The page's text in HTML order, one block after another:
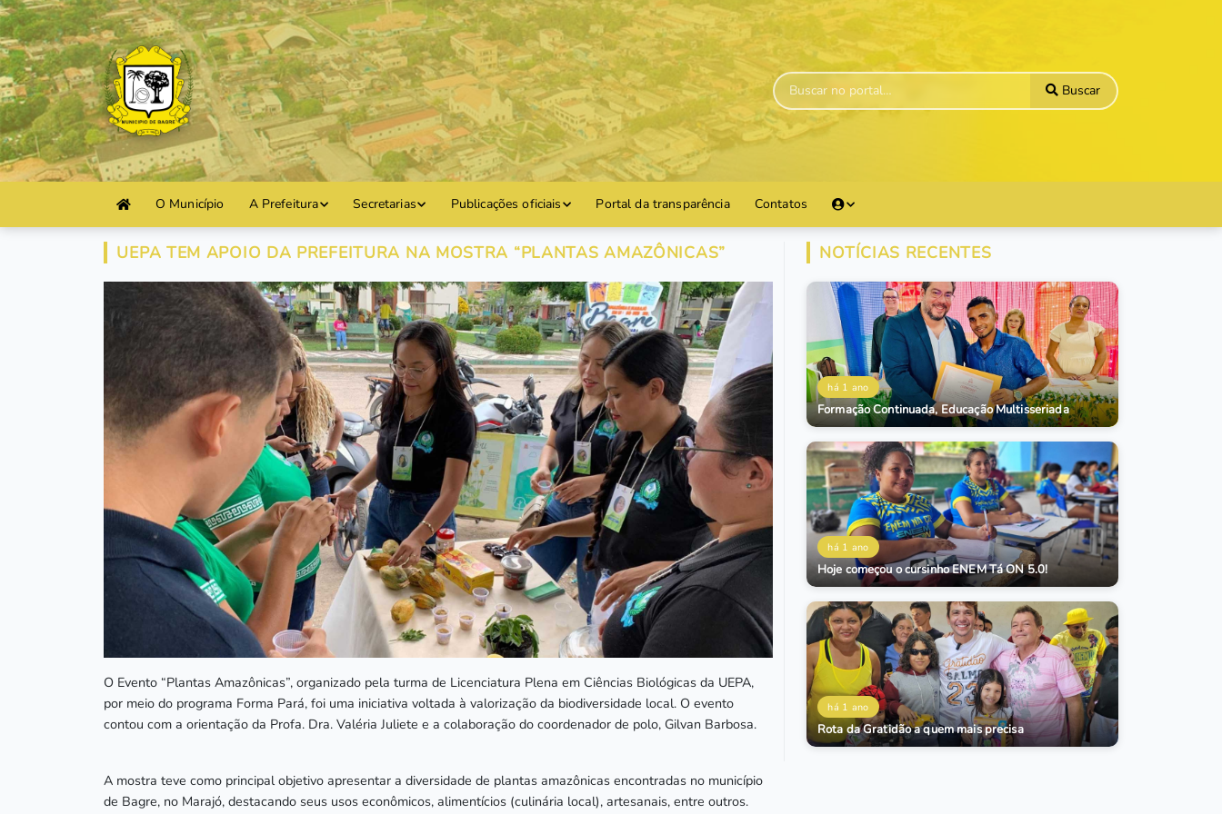
Buscar
O Município A Prefeitura Secretarias Publicações oficiais Portal da transparência Contatos
UEPA TEM APOIO DA PREFEITURA NA MOSTRA “PLANTAS AMAZÔNICAS”
O Evento “Plantas Amazônicas”, organizado pela turma de Licenciatura Plena em Ciências Biológicas da UEPA,
por meio do programa Forma Pará, foi uma iniciativa voltada à valorização da biodiversidade local. O evento
contou com a orientação da Profa. Dra. Valéria Juliete e a colaboração do coordenador de polo, Gilvan Barbosa.
A mostra teve como principal objetivo apresentar a diversidade de plantas amazônicas encontradas no município
de Bagre, no Marajó, destacando seus usos econômicos, alimentícios (culinária local), artesanais, entre outros.
NOTÍCIAS RECENTES
há 1 ano
Formação Continuada, Educação Multisseriada
há 1 ano
Hoje começou o cursinho ENEM Tá ON 5.0!
há 1 ano
Rota da Gratidão a quem mais precisa